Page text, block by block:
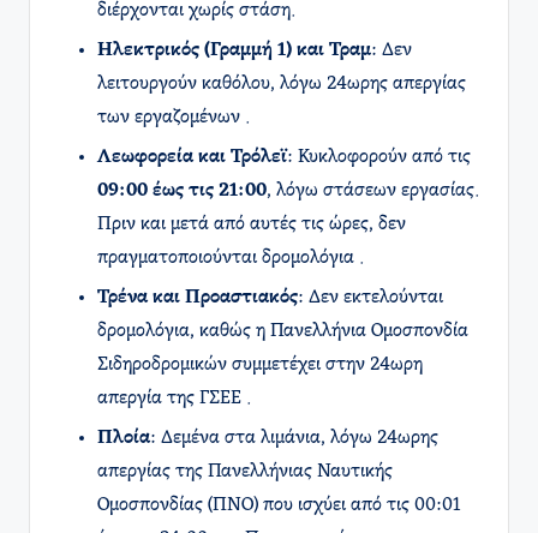
διέρχονται χωρίς στάση.
Ηλεκτρικός (Γραμμή 1) και Τραμ: Δεν
λειτουργούν καθόλου, λόγω 24ωρης απεργίας
των εργαζομένων .​
Λεωφορεία και Τρόλεϊ: Κυκλοφορούν από τις
09:00 έως τις 21:00, λόγω στάσεων εργασίας.
Πριν και μετά από αυτές τις ώρες, δεν
πραγματοποιούνται δρομολόγια .​
Τρένα και Προαστιακός: Δεν εκτελούνται
δρομολόγια, καθώς η Πανελλήνια Ομοσπονδία
Σιδηροδρομικών συμμετέχει στην 24ωρη
απεργία της ΓΣΕΕ .
Πλοία: Δεμένα στα λιμάνια, λόγω 24ωρης
απεργίας της Πανελλήνιας Ναυτικής
Ομοσπονδίας (ΠΝΟ) που ισχύει από τις 00:01